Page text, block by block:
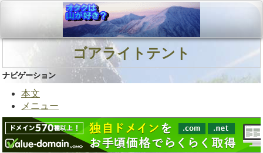
ゴアライトテント
ナビゲーション
本文
メニュー